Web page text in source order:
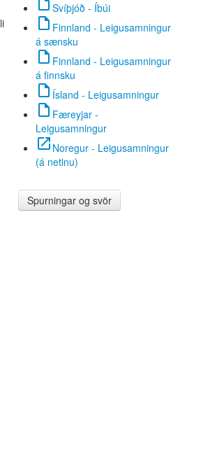
insert_drive_file Svíþjóð - Íbúi
insert_drive_file Finnland - Leigusamningur
á sænsku
insert_drive_file Finnland - Leigusamningur
á finnsku
insert_drive_file Ísland - Leigusamningur
insert_drive_file Færeyjar -
Leigusamningur
open_in_new Noregur - Leigusamningur
(á netinu)
Spurningar og svör